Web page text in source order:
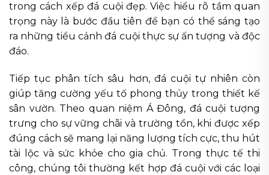
trong cách xếp đá cuội đẹp. Việc hiểu rõ tầm quan
trọng này là bước đầu tiên để bạn có thể sáng tạo
ra những tiểu cảnh đá cuội thực sự ấn tượng và độc
đáo.
Tiếp tục phân tích sâu hơn, đá cuội tự nhiên còn
giúp tăng cường yếu tố phong thủy trong thiết kế
sân vườn. Theo quan niệm Á Đông, đá cuội tượng
trưng cho sự vững chãi và trường tồn, khi được xếp
đúng cách sẽ mang lại năng lượng tích cực, thu hút
tài lộc và sức khỏe cho gia chủ. Trong thực tế thi
công, chúng tôi thường kết hợp đá cuội với các loại